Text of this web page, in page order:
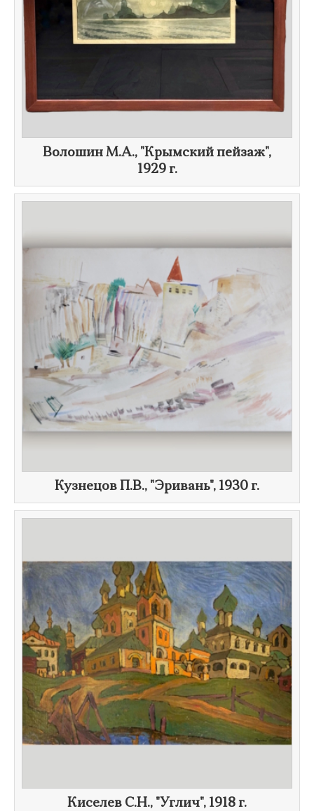
​Волошин М.А., "Крымский пейзаж",
1929 г.
Кузнецов П.В., "Эривань", 1930 г.
Киселев С.Н., "Углич", 1918 г.